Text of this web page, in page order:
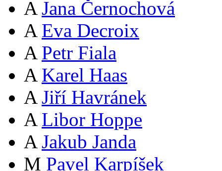
A Jana Černochová
A Eva Decroix
A Petr Fiala
A Karel Haas
A Jiří Havránek
A Libor Hoppe
A Jakub Janda
M Pavel Karpíšek